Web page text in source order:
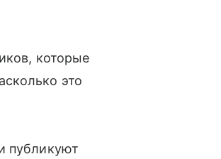
которые
это
публикуют